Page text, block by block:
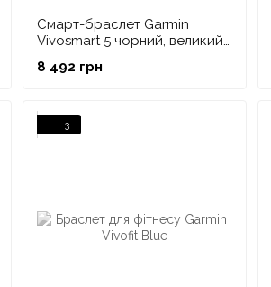
Смарт-браслет Garmin
Vivosmart 5 чорний, великий
8 492 грн
3